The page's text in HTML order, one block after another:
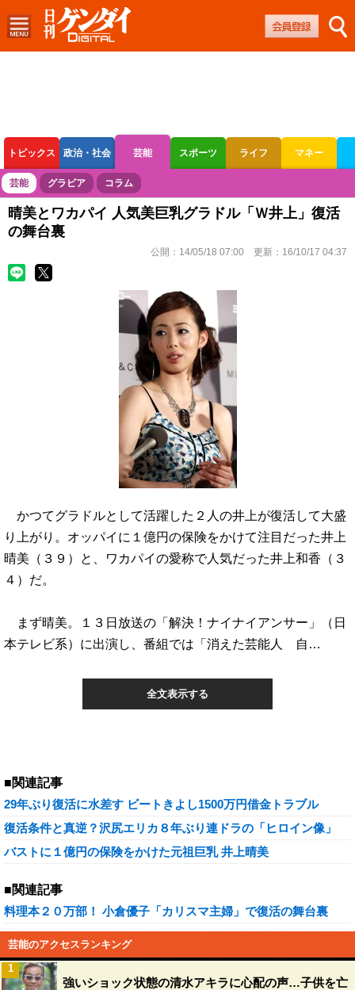
トピックス 政治・社会 芸能 スポーツ ライフ マネー
ボートレース 競輪 オートレース
芸能 グラビア コラム
晴美とワカパイ 人気美巨乳グラドル「Ｗ井上」復活
の舞台裏
公開： 14/05/18 07:00 更新： 16/10/17 04:37
かつてグラドルとして活躍した２人の井上が復活して大盛
り上がり。オッパイに１億円の保険をかけて注目だった井上
晴美（３９）と、ワカパイの愛称で人気だった井上和香（３
４）だ。
まず晴美。１３日放送の「解決！ナイナイアンサー」（日
本テレビ系）に出演し、番組では「消えた芸能人 自…
全文表示する
■関連記事
29年ぶり復活に水差す ビートきよし1500万円借金トラブル
復活条件と真逆？沢尻エリカ８年ぶり連ドラの「ヒロイン像」
バストに１億円の保険をかけた元祖巨乳 井上晴美
■関連記事
料理本２０万部！ 小倉優子「カリスマ主婦」で復活の舞台裏
芸能のアクセスランキング
強いショック状態の清水アキラに心配の声…子供を亡
1